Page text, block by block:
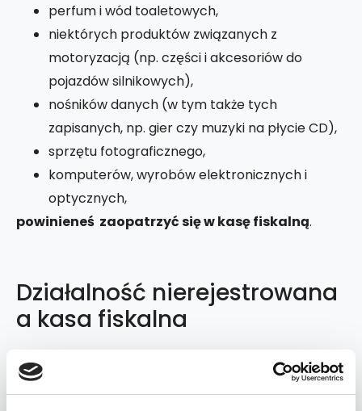
perfum i wód toaletowych,
niektórych produktów związanych z
motoryzacją (np. części i akcesoriów do
pojazdów silnikowych),
nośników danych (w tym także tych
zapisanych, np. gier czy muzyki na płycie CD),
sprzętu fotograficznego,
komputerów, wyrobów elektronicznych i
optycznych,
powinieneś zaopatrzyć się w kasę fiskalną.
Działalność nierejestrowana
a kasa fiskalna
Na temat działalności nierejestrowanej pisaliśmyjuż